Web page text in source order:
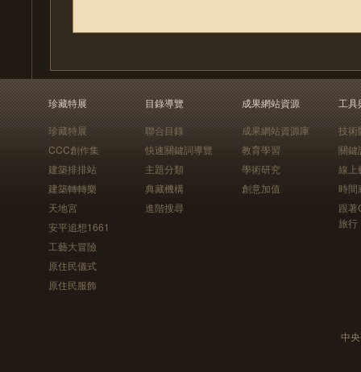
珍藏特展
珍藏特展
CCC創作集
建築排排站
建築轉轉樂
天地宮
安平追想1661
工藝大冒險
原住民儀式
原住民服飾
目錄導覽
聯合目錄
快速關鍵詞導覽
主題分類
典藏機構
進階搜尋
成果網站資源
成果網站資源庫
教育學習
學術研究
創意加值
工具
技術
關鍵
線上
時間
跟
旅行
中